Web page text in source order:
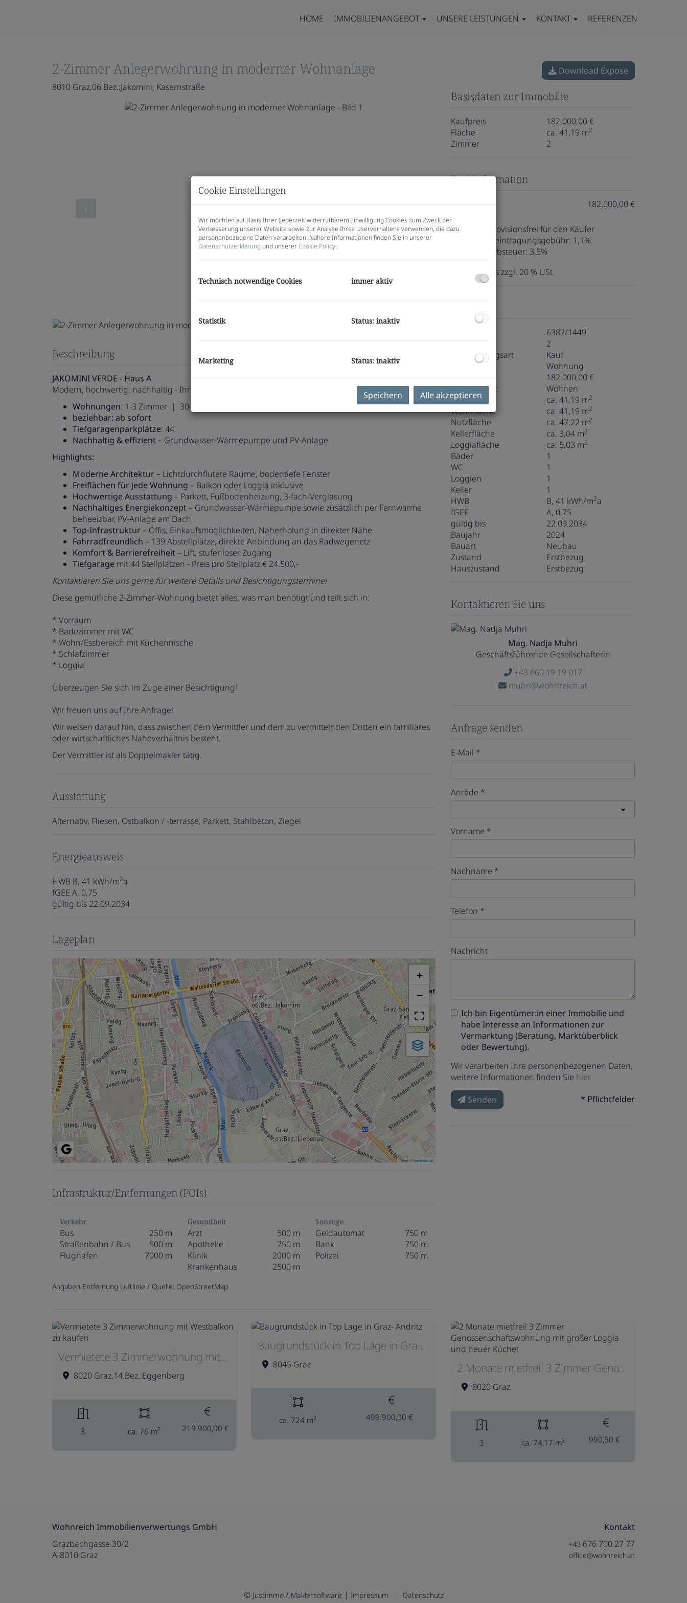
HOME IMMOBILIENANGEBOT UNSERE LEISTUNGEN KONTAKT REFERENZEN
2-Zimmer Anlegerwohnung in moderner Wohnanlage
8010 Graz,06.Bez.:Jakomini, Kasernstraße
Beschreibung
JAKOMINI VERDE - Haus A
Modern, hochwertig, nachhaltig - Ihr neues Zuhause im Graz-Jakomini!
Wohnungen: 1-3 Zimmer | 30-77 m²
beziehbar: ab sofort
Tiefgaragenparkplätze: 44
Nachhaltig & effizient– Grundwasser-Wärmepumpe und PV-Anlage
Highlights:
Moderne Architektur– Lichtdurchflutete Räume, bodentiefe Fenster
Freiflächen für jede Wohnung – Balkon oder Loggia inklusive
Hochwertige Ausstattung – Parkett, Fußbodenheizung, 3-fach-Verglasung
Nachhaltiges Energiekonzept– Grundwasser-Wärmepumpe sowie zusätzlich per Fernwärme
beheeizbar, PV-Anlage am Dach
Top-Infrastruktur– Öffis, Einkaufsmöglichkeiten, Naherholung in direkter Nähe
Fahrradfreundlich – 139 Abstellplätze, direkte Anbindung an das Radwegenetz
Komfort & Barrierefreiheit– Lift, stufenloser Zugang
Tiefgarage mit 44 Stellplätzen - Preis pro Stellplatz € 24.500,-
Kontaktieren Sie uns gerne für weitere Details und Besichtigungstermine!
Diese gemütliche 2-Zimmer-Wohnung bietet alles, was man benötigt und teilt sich in:
* Vorraum
* Badezimmer mit WC
* Wohn/Essbereich mit Küchennische
* Schlafzimmer
* Loggia
Überzeugen Sie sich im Zuge einer Besichtigung!
Wir freuen uns auf Ihre Anfrage!
Wir weisen darauf hin, dass zwischen dem Vermittler und dem zu vermittelnden Dritten ein familiäres
oder wirtschaftliches Naheverhältnis besteht.
Der Vermittler ist als Doppelmakler tätig.
Ausstattung
Alternativ Fliesen Ostbalkon / -terrasse Parkett Stahlbeton Ziegel
Energieausweis
HWB B, 41 kWh/m2a
fGEE A, 0,75
gültig bis 22.09.2034
Lageplan
+
−
Tiles ©basemap.at
Infrastruktur/Entfernungen (POIs)
Verkehr
Bus
250 m
Straßenbahn / Bus
500 m
Flughafen
7000 m
Gesundheit
Arzt
500 m
Apotheke
750 m
Klinik
2000 m
Krankenhaus
2500 m
Sonstige
Geldautomat
750 m
Bank
750 m
Polizei
750 m
Angaben Entfernung Luftlinie / Quelle: OpenStreetMap
Download Expose
Basisdaten zur Immobilie
Kaufpreis
182.000,00 €
Fläche
ca. 41,19 m2
Zimmer 2
Preisinformation
Kaufpreis: 182.000,00 €
Provision:
Provisionsfrei für den Käufer
Grundbucheintragungsgebühr: 1,1%
Grunderwerbsteuer: 3,5%
Anlegerpreis zzgl. 20 % USt.
6382/1449
2
Vermarktungsart
Kauf
Objektart
Wohnung
Kaufpreis
182.000,00 €
Nutzungsart
Wohnen
Fläche
ca. 41,19 m2
Wohnfläche ca. 41,19 m2
Nutzfläche ca. 47,22 m2
Kellerfläche ca. 3,04 m2
Loggiafläche ca. 5,03 m2
Bäder
1
WC
1
Loggien
1
Keller
1
HWB
B, 41 kWh/m2a
fGEE
A, 0,75
gültig bis
22.09.2034
Baujahr
2024
Bauart
Neubau
Zustand
Erstbezug
Hauszustand
Erstbezug
Kontaktieren Sie uns
Mag. Nadja Muhri
Geschäftsführende Gesellschafterin
+43 660 19 19 017
muhri@wohnreich.at
Anfrage senden
E-Mail
Anrede
Vorname
Nachname
Telefon
Nachricht
Ich bin Eigentümer:in einer Immobilie und
habe Interesse an Informationen zur
Vermarktung (Beratung, Marktüberblick
oder Bewertung).
Wir verarbeiten Ihre personenbezogenen Daten,
weitere Informationen finden Sie hier.
Senden
* Pflichtfelder
Vermietete 3 Zimmerwohnung mit Westbalkon zu kaufen
8020 Graz,14.Bez.:Eggenberg
3 ca. 76 m2 219.900,00 €
Baugrundstück in Top Lage in Graz- Andritz
8045 Graz
ca. 724 m2 499.900,00 €
2 Monate mietfrei! 3 Zimmer Genossenschaftswohnung mit großer Loggia und neuer Küche!
8020 Graz
3 ca. 74,17 m2 990,50 €
Wohnreich Immobilienverwertungs GmbH
Grazbachgasse 30/2
A-8010 Graz
Kontakt
+43 676 700 27 77
office@wohnreich.at
© Justimmo/ Maklersoftware | Impressum · Datenschutz
Cookie Einstellungen
Wir möchten auf Basis Ihrer (jederzeit widerrufbaren) Einwilligung Cookies zum Zweck der
Verbesserung unserer Website sowie zur Analyse Ihres Userverhaltens verwenden, die dazu
personenbezogene Daten verarbeiten. Nähere Informationen finden Sie in unserer
Datenschutzerklärung und unsererCookie Policy.
Technisch notwendige Cookies immer aktiv
Statistik Status: inaktiv
Marketing Status: inaktiv
Speichern Alle akzeptieren